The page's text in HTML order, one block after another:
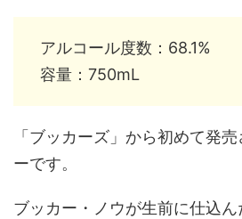
アルコール度数：68.1%
容量：750mL
「ブッカーズ」から初めて発
ーです。
ブッカー・ノウが生前に仕込